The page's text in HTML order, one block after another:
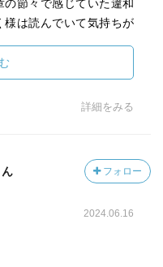
累計発行部数1億部を超
家。
献身』『ナミヤ雑貨店の
池寛賞・紫綬褒章など受
億部突破。
節々で感じていた違和
は読んでいて気持ちが
葉より態度に表れるよ
でまさにその通りだな
い。
詳細をみる
フォロー
2024.06.16